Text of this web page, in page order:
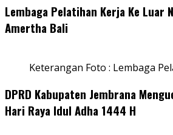
Lembaga Pelatihan Kerja Ke Luar
Amertha Bali
Keterangan Foto : Lembaga
DPRD Kabupaten Jembrana
Hari Raya Idul Adha 1444 H